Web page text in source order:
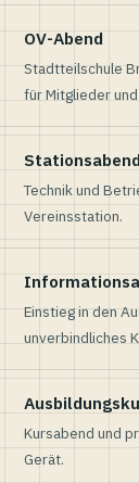
OV-Abend
Stadtteilschule
für Mitglieder
Stationsabend
Technik und
Vereinsstation.
Einstieg in den
unverbindliches
Kursabend und
Gerät.